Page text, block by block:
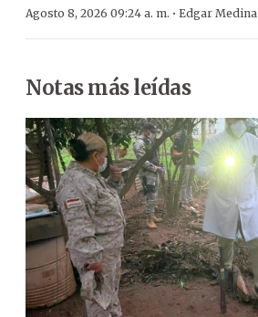
Agosto 8, 2026 09:24 a. m. · Edgar Medina
Notas más leídas